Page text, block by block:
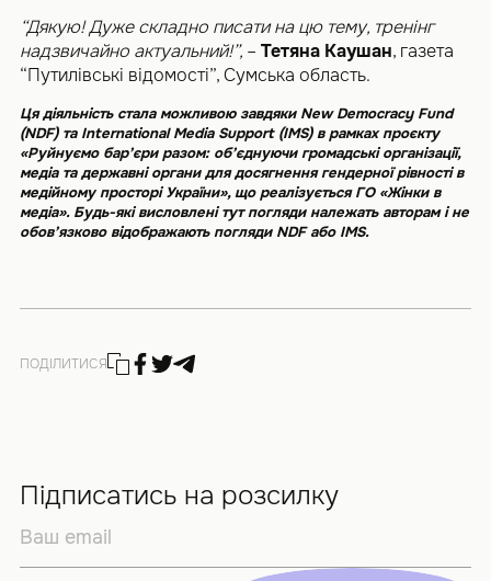
“Дякую! Дуже складно писати на цю тему, тренінг
надзвичайно актуальний!”, – Тетяна Каушан, газета
“Путилівські відомості”, Сумська область.
Ця діяльність стала можливою завдяки New Democracy Fund
(NDF) та International Media Support (IMS) в рамках проєкту
«Руйнуємо бар’єри разом: об’єднуючи громадські організації,
медіа та державні органи для досягнення гендерної рівності в
медійному просторі України», що реалізується ГО «Жінки в
медіа». Будь-які висловлені тут погляди належать авторам і не
обов’язково відображають погляди NDF або IMS.
ПОДІЛИТИСЯ
Підписатись на розсилку